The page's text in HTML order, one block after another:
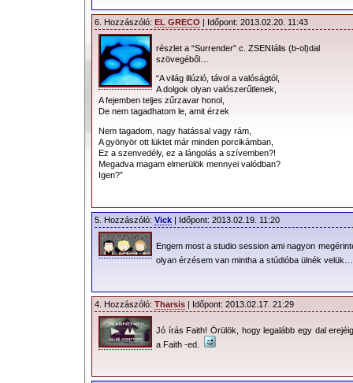
több oka is van. A B oldal
sem rossz, de minden
szinten B oldal a Heaven
mennyeiségéhez képest. A végtelenül
szívdobogásként élteti a dalt –
mondanivalónak. A
harmonikusan vezérlő zongora
kiteljesítő fájdalmas Dave
magasságába emeli a teljes
és annak ide teremtett hangja is. A
közös motívuma is fülbemászó,
szimfonikus mű, nem egy
ballada, ami működik!
Meggyőződésem,
hogy nagyon sokat adott
a dal teljes hangzásához
a jó öreg Flood. Újra
6. Hozzászóló: EL GRECO | Időpont: 2013.02.20. 11:43
részlet a “Surrender” c. ZSENIális (b-ol)dal
szövegéből…
“A világ illúzió, távol a valóságtól,
A dolgok olyan valószerűtlenek,
A fejemben teljes zűrzavar honol,
De nem tagadhatom le, amit érzek
Nem tagadom, nagy hatással vagy rám,
A gyönyör ott lüktet már minden porcikámban,
Ez a szenvedély, ez a lángolás a szívemben?!
Megadva magam elmerülök mennyei valódban?
Igen?”
5. Hozzászóló: Vick | Időpont: 2013.02.19. 11:20
Engem most a studio session ami nagyon
olyan érzésem van mintha a stúdióba ülnék
4. Hozzászóló: Tharsis | Időpont: 2013.02.17. 21:29
Jó írás Faith! Örülök, hogy legalább egy dal
a Faith -ed.